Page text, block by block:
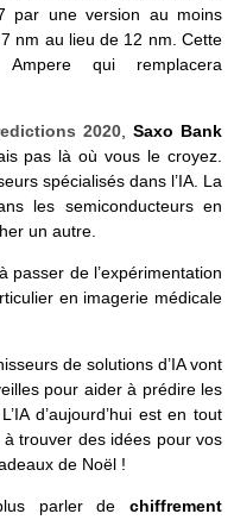
par une version au moins
nm au lieu de 12 nm. Cette
Ampere qui remplacera
2020 ,Saxo Bank
pas là où vous le croyez.
spécialisés dans l’IA. La
les semiconducteurs en
un autre.
passer de l’expérimentation
en imagerie médicale
de solutions d’IA vont
pour aider à prédire les
d’aujourd’hui est en tout
trouver des idées pour vos
de Noël !
parler de chiffrement